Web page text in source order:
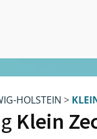
HOLSTEIN >
Klein